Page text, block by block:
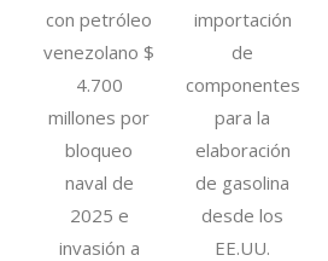
con petróleo
venezolano $
4.700
millones por
bloqueo
naval de
2025 e
invasión a
importación
de
componentes
para la
elaboración
de gasolina
desde los
EE.UU.